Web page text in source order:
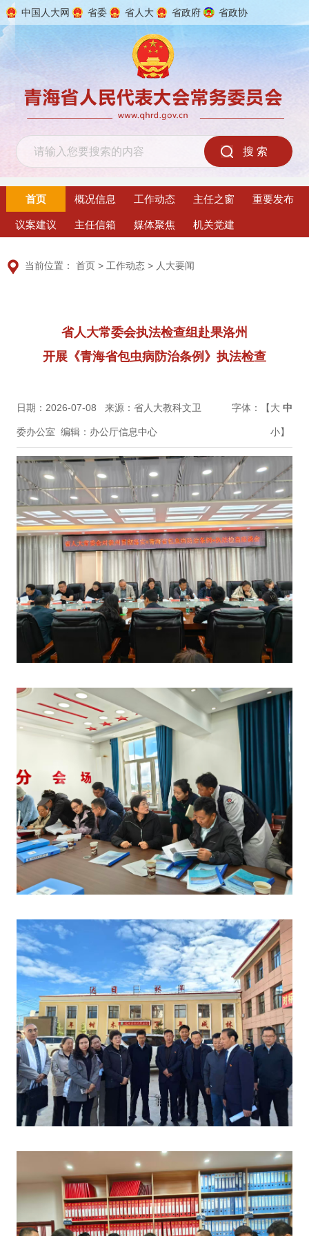
中国人大网 省委 省人大 省政府 省政协
首页 概况信息 工作动态 主任之窗 重要发布
议案建议 主任信箱 媒体聚焦 机关党建
当前位置：首页 >工作动态 > 人大要闻
省人大常委会执法检查组赴果洛州
开展《青海省包虫病防治条例》执法检查
日期：2026-07-08 来源：省人大教科文卫
委办公室 编辑：办公厅信息中心
字体：【大 中
小】